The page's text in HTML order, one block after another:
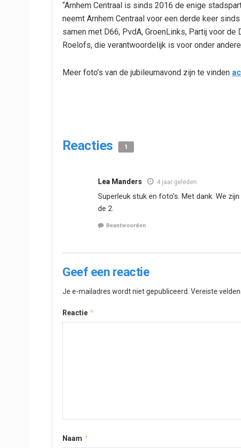
“Arnhem Centraal is sinds 2016 de enige
neemt Arnhem Centraal voor een derde keer
samen met D66, PvdA, GroenLinks, Partij voor
Roelofs, die verantwoordelijk is voor onder
Meer foto’s van de jubileumavond zijn te vinden
Reacties 1
Lea Manders 4 jaar geleden
Superleuk stuk en foto’s. Met dank. We
de 2.
Beantwoorden
Geef een reactie
Je e-mailadres wordt niet gepubliceerd. Vereiste
Reactie *
Naam *